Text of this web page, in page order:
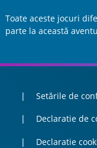
Toate aceste jocuri
parte la această
Setările de
Declaratie de
Declaratie